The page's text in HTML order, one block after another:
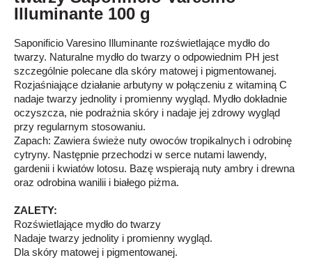
Illuminante 100 g
Saponificio Varesino Illuminante rozświetlające mydło do
twarzy. Naturalne mydło do twarzy o odpowiednim PH jest
szczególnie polecane dla skóry matowej i pigmentowanej.
Rozjaśniające działanie arbutyny w połączeniu z witaminą C
nadaje twarzy jednolity i promienny wygląd. Mydło dokładnie
oczyszcza, nie podrażnia skóry i nadaje jej zdrowy wygląd
przy regularnym stosowaniu.
Zapach: Zawiera świeże nuty owoców tropikalnych i odrobinę
cytryny. Następnie przechodzi w serce nutami lawendy,
gardenii i kwiatów lotosu. Bazę wspierają nuty ambry i drewna
oraz odrobina wanilii i białego piżma.
ZALETY:
Rozświetlające mydło do twarzy
Nadaje twarzy jednolity i promienny wygląd.
Dla skóry matowej i pigmentowanej.